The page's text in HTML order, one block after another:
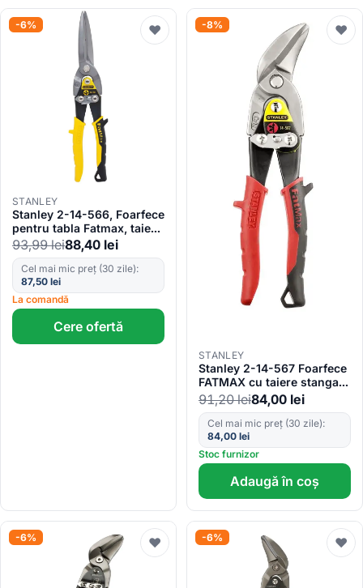
-6% ♥
STANLEY
Stanley 2-14-566, Foarfece
pentru tabla Fatmax, taiere
lunga si dreapta
93,99lei88,40 lei
Cel mai mic preț (30 zile):
87,50 lei
La comandă
Cere ofertă
-8% ♥
STANLEY
Stanley 2-14-567 Foarfece
FATMAX cu taiere stanga
0.7-1.2mm, 250mm
91,20lei84,00 lei
Cel mai mic preț (30 zile):
84,00 lei
Stoc furnizor
Adaugă în coș
-6% ♥ -6% ♥